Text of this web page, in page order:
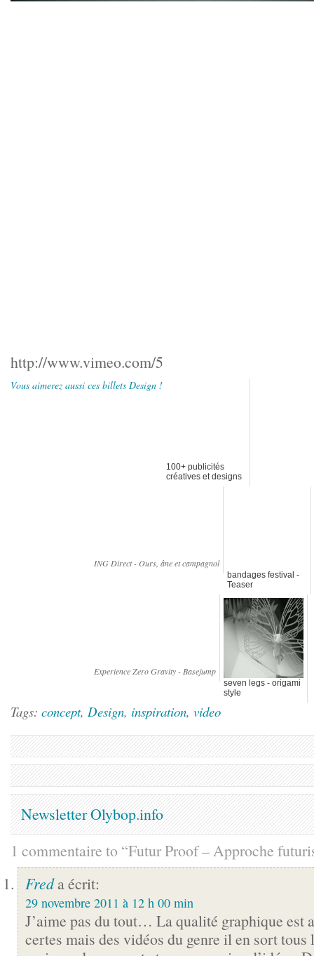
http://www.vimeo.com/5
Vous aimerez aussi ces billets Design !
100+ publicités
créatives et designs
ING Direct - Ours, âne et campagnol
bandages festival -
Teaser
Experience Zero Gravity - Basejump
seven legs - origami
style
Tags: concept, Design, inspiration, video
Newsletter Olybop.info
1 commentaire to “Futur Proof – Approche
Freda écrit:
29 novembre 2011 à 12 h 00 min
J’aime pas du tout… La qualité graphique est
certes mais des vidéos du genre il en sort